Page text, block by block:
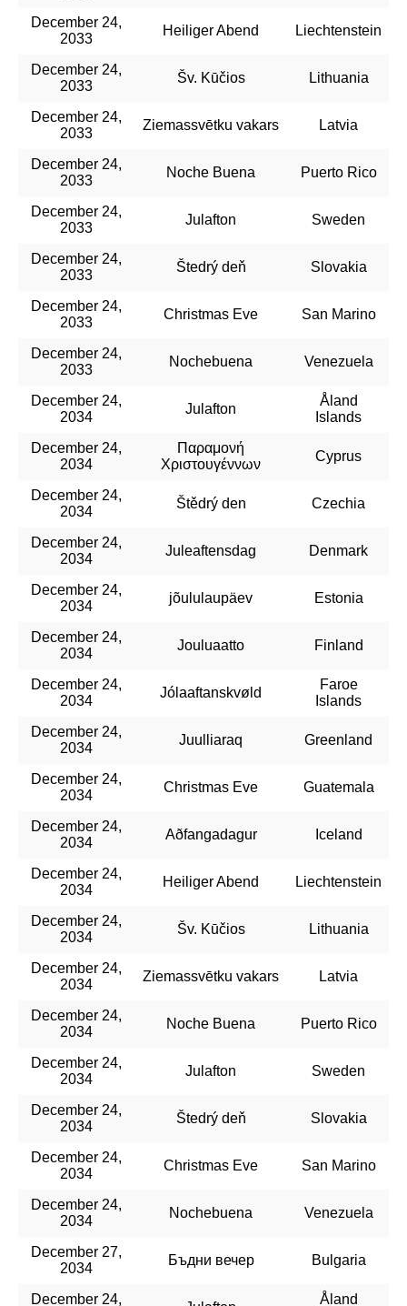
December 24,
2033
Heiliger Abend Liechtenstein
December 24,
2033
Šv. Kūčios Lithuania
December 24,
2033
Ziemassvētku vakars Latvia
December 24,
2033
Noche Buena Puerto Rico
December 24,
2033
Julafton Sweden
December 24,
2033
Štedrý deň Slovakia
December 24,
2033
Christmas Eve San Marino
December 24,
2033
Nochebuena Venezuela
December 24,
2034
Julafton
Åland
Islands
December 24,
2034
Παραμονή
Χριστουγέννων
Cyprus
December 24,
2034
Štědrý den Czechia
December 24,
2034
Juleaftensdag Denmark
December 24,
2034
jõululaupäev Estonia
December 24,
2034
Jouluaatto Finland
December 24,
2034
Jólaaftanskvøld
Faroe
Islands
December 24,
2034
Juulliaraq Greenland
December 24,
2034
Christmas Eve Guatemala
December 24,
2034
Aðfangadagur Iceland
December 24,
2034
Heiliger Abend Liechtenstein
December 24,
2034
Šv. Kūčios Lithuania
December 24,
2034
Ziemassvētku vakars Latvia
December 24,
2034
Noche Buena Puerto Rico
December 24,
2034
Julafton Sweden
December 24,
2034
Štedrý deň Slovakia
December 24,
2034
Christmas Eve San Marino
December 24,
2034
Nochebuena Venezuela
December 27,
2034
Бъдни вечер Bulgaria
December 24,
Åland